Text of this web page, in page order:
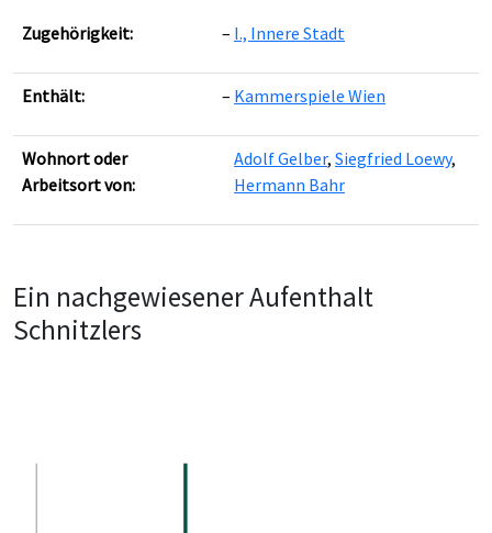
Zugehörigkeit: I., Innere Stadt
Enthält: Kammerspiele Wien
Wohnort oder
Arbeitsort von:
Adolf Gelber, Siegfried Loewy,
Hermann Bahr
Ein nachgewiesener Aufenthalt
Schnitzlers